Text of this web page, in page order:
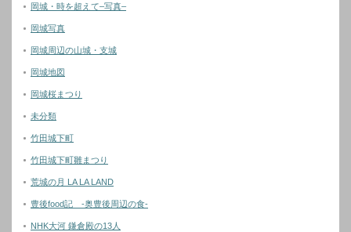
岡城・時を超えて–写真–
岡城写真
岡城周辺の山城・支城
岡城地図
岡城桜まつり
未分類
竹田城下町
竹田城下町雛まつり
荒城の月 LA LA LAND
豊後food記 -奥豊後周辺の食-
NHK大河 鎌倉殿の13人